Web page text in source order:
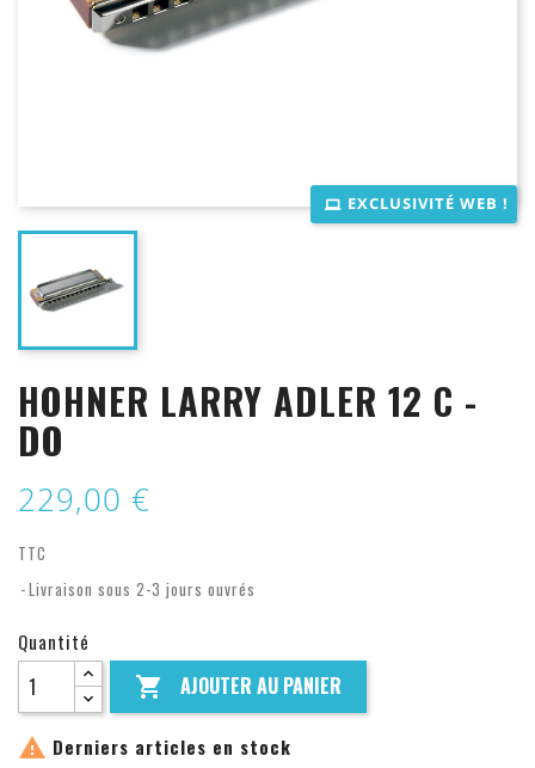
EXCLUSIVITÉ WEB !
HOHNER LARRY ADLER 12 C -
DO
229,00 €
TTC
Livraison sous 2-3 jours ouvrés
Quantité
 AJOUTER AU PANIER
 Derniers articles en stock